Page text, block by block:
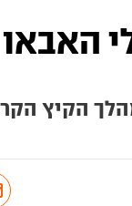
האבאו
הקיץ